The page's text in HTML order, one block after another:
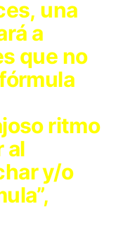
una
a
que no
ritmo
al
y/o